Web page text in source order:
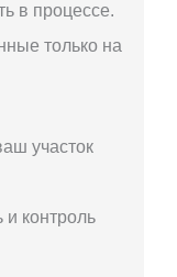
в процессе.
только на
участок
и контроль